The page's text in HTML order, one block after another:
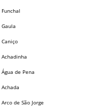
Funchal
Gaula
Caniço
Achadinha
Água de Pena
Achada
Arco de São Jorge